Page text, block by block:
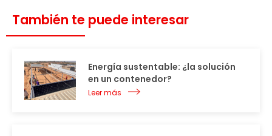
También te puede interesar
Energía sustentable: ¿la solución
en un contenedor?
Leer más